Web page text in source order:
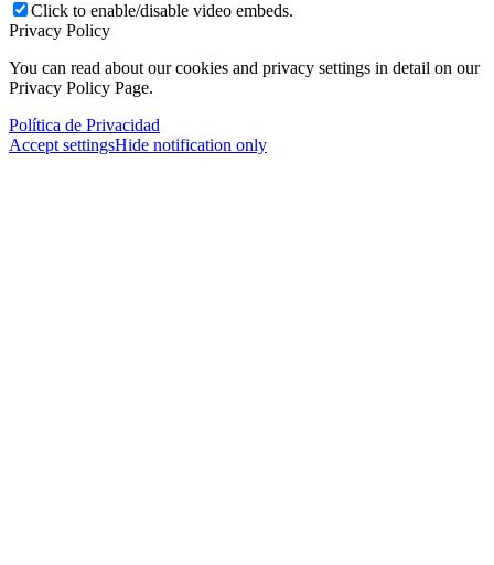
Click to enable/disable video embeds.
Privacy Policy
You can read about our cookies and privacy settings in detail on our
Privacy Policy Page.
Política de Privacidad
Accept settingsHide notification only